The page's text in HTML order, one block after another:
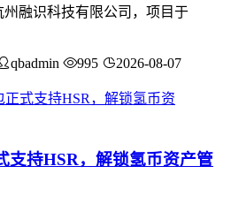
融识科技有限公司，项目于
qbadmin 995 2026-08-07
支持HSR，解锁氢币资产管